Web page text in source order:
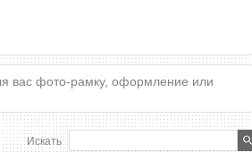
вас фото-рамку, оформление или
Искать